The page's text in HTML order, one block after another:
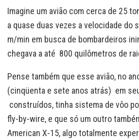
Imagine um avião com cerca de 25
a quase duas vezes a velocidade do
m/min em busca de bombardeiros
chegava a até 800 quilômetros de
Pense também que esse avião, no
(cinqüenta e sete anos atrás) em
construídos, tinha sistema de vôo
fly-by-wire, e que só um outro
American X-15, algo totalmente